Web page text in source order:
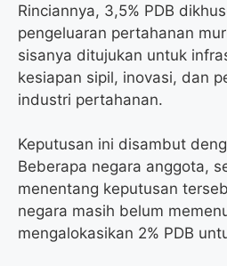
Rinciannya, 3,5% PDB
pengeluaran pertahanan
sisanya ditujukan untuk
kesiapan sipil, inovasi, dan
industri pertahanan.
Keputusan ini disambut
Beberapa negara anggota,
menentang keputusan
negara masih belum
mengalokasikan 2% PDB